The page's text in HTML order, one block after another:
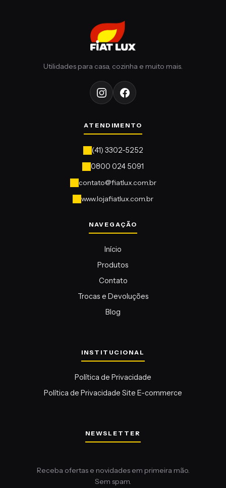
contato@fiatlux.com.br
www.lojafiatlux.com.br
Início
Produtos
Contato
Trocas e Devoluções
Blog
Política de Privacidade
Política de Privacidade Site E-commerce
NEWSLETTER